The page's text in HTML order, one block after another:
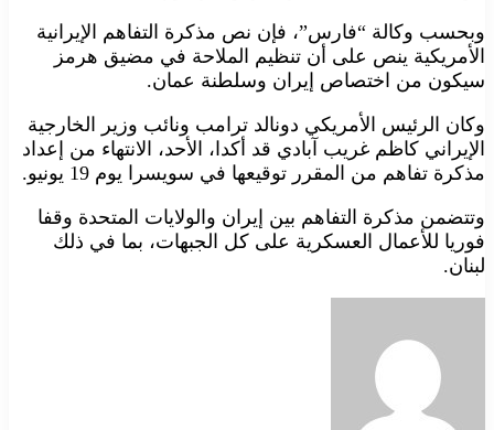
وبحسب وكالة “فارس”، فإن نص مذكرة التفاهم الإيرانية
الأمريكية ينص على أن تنظيم الملاحة في مضيق هرمز
سيكون من اختصاص إيران وسلطنة عمان.
وكان الرئيس الأمريكي دونالد ترامب ونائب وزير الخارجية
الإيراني كاظم غريب آبادي قد أكدا، الأحد، الانتهاء من إعداد
مذكرة تفاهم من المقرر توقيعها في سويسرا يوم 19 يونيو.
وتتضمن مذكرة التفاهم بين إيران والولايات المتحدة وقفا
فوريا للأعمال العسكرية على كل الجبهات، بما في ذلك
لبنان.